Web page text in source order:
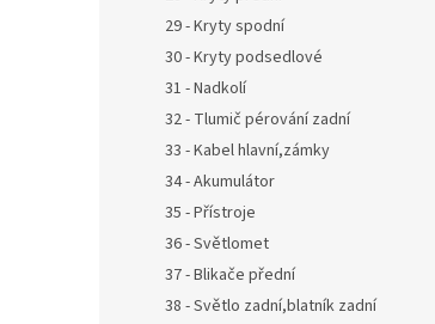
29 - Kryty spodní
30 - Kryty podsedlové
31 - Nadkolí
32 - Tlumič pérování zadní
33 - Kabel hlavní,zámky
34 - Akumulátor
35 - Přístroje
36 - Světlomet
37 - Blikače přední
38 - Světlo zadní,blatník zadní